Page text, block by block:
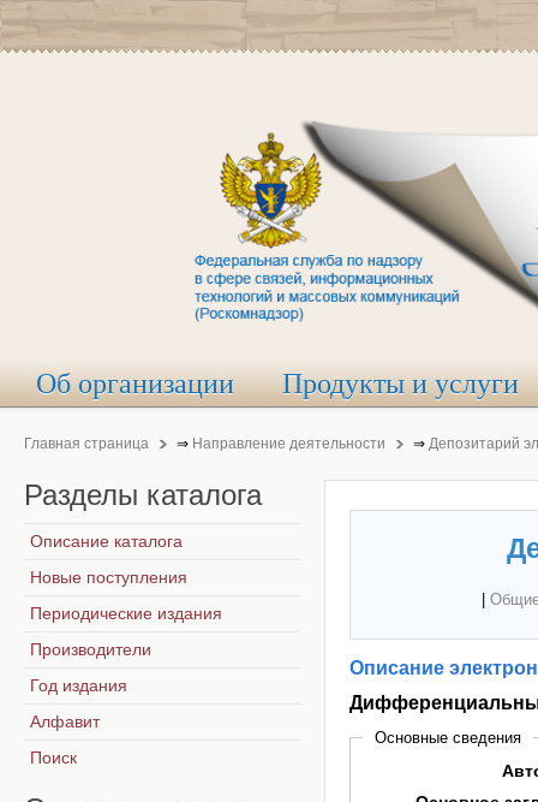
Об организации Продукты и услуги
Главная страница ⇒ Направление деятельности ⇒ Депозитарий
Описание
Основные сведения
Разделы каталога
Описание каталога
Новые поступления
Периодические издания
Производители
Год издания
Алфавит
Поиск